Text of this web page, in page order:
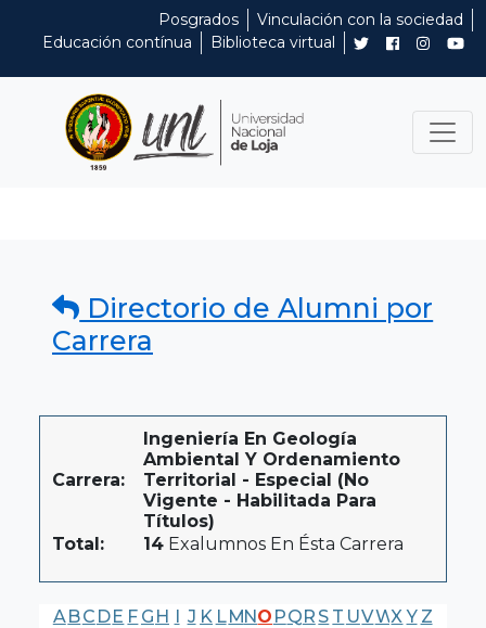
Posgrados
Vinculación con la sociedad
Educación contínua
Biblioteca virtual
Directorio de Alumni por
Carrera
Carrera:
Ingeniería En Geología
Ambiental Y Ordenamiento
Territorial - Especial (No
Vigente - Habilitada Para
Títulos)
Total:
14 Exalumnos En Ésta Carrera
A BC DE F G H I J K LMNO PQR S T UVWX Y Z